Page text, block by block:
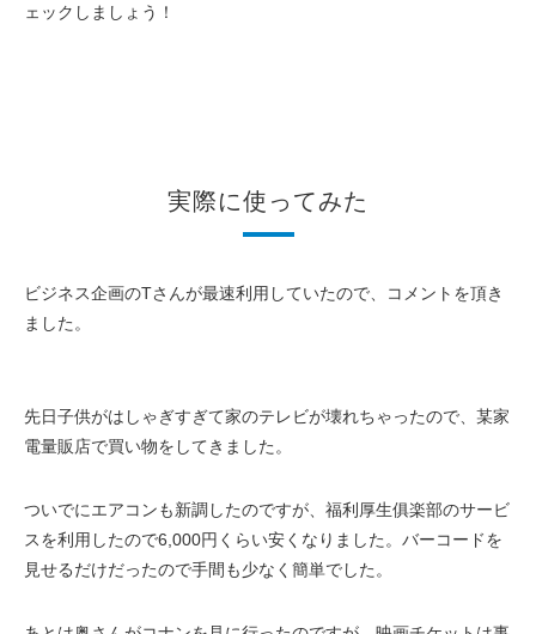
ェックしましょう！
実際に使ってみた
ビジネス企画のTさんが最速利用していたので、コメントを頂き
ました。
先日子供がはしゃぎすぎて家のテレビが壊れちゃったので、某家
電量販店で買い物をしてきました。
ついでにエアコンも新調したのですが、福利厚生俱楽部のサービ
スを利用したので6,000円くらい安くなりました。 バーコードを
見せるだけだったので手間も少なく簡単でした。